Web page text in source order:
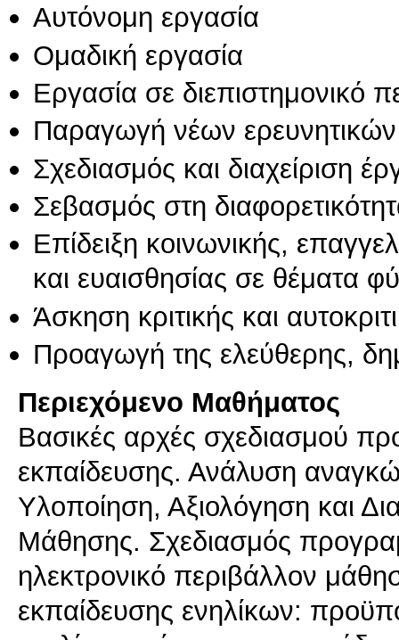
Αυτόνομη εργασία
Ομαδική εργασία
Εργασία σε διεπιστημονικό
Παραγωγή νέων
Σχεδιασμός και διαχείριση
Σεβασμός στη
Επίδειξη κοινωνικής,
και ευαισθησίας σε θέματα
Άσκηση κριτικής και
Προαγωγή της ελεύθερης,
Περιεχόμενο Μαθήματος
Βασικές αρχές σχεδιασμού
εκπαίδευσης. Ανάλυση
Υλοποίηση, Αξιολόγηση και
Μάθησης. Σχεδιασμός
ηλεκτρονικό περιβάλλον
εκπαίδευσης ενηλίκων: